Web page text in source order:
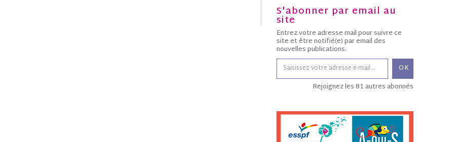
S'abonner par email au
site
Entrez votre adresse mail pour suivre ce
site et être notifié(e) par email des
nouvelles publications.
OK
Rejoignez les 81 autres abonnés